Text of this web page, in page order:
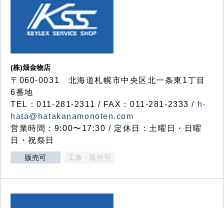
(株)畑金物店
〒060-0031 北海道札幌市中央区北一条東1丁目
6番地
TEL：011-281-2311 / FAX：011-281-2333 / h-
hata@hatakanamonoten.com
営業時間：9:00〜17:30 / 定休日：土曜日・日曜
日・祝祭日
販売可 工事・取付可